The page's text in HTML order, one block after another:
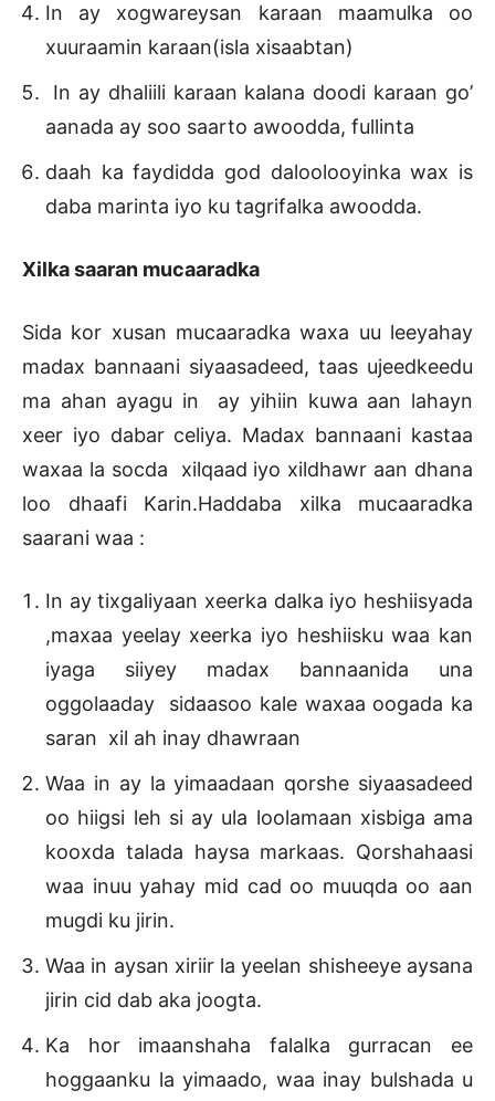
In ay xogwareysan karaan maamulka oo
xuuraamin karaan(isla xisaabtan)
In ay dhaliili karaan kalana doodi karaan go’
aanada ay soo saarto awoodda, fullinta
daah ka faydidda god daloolooyinka wax is
daba marinta iyo ku tagrifalka awoodda.
Xilka saaran mucaaradka
Sida kor xusan mucaaradka waxa uu leeyahay
madax bannaani siyaasadeed, taas ujeedkeedu
ma ahan ayagu in ay yihiin kuwa aan lahayn
xeer iyo dabar celiya. Madax bannaani kastaa
waxaa la socda xilqaad iyo xildhawr aan dhana
loo dhaafi Karin.Haddaba xilka mucaaradka
saarani waa :
In ay tixgaliyaan xeerka dalka iyo heshiisyada
,maxaa yeelay xeerka iyo heshiisku waa kan
iyaga siiyey madax bannaanida una
oggolaaday sidaasoo kale waxaa oogada ka
saran xil ah inay dhawraan
Waa in ay la yimaadaan qorshe siyaasadeed
oo hiigsi leh si ay ula loolamaan xisbiga ama
kooxda talada haysa markaas. Qorshahaasi
waa inuu yahay mid cad oo muuqda oo aan
mugdi ku jirin.
Waa in aysan xiriir la yeelan shisheeye aysana
jirin cid dab aka joogta.
Ka hor imaanshaha falalka gurracan ee
hoggaanku la yimaado, waa inay bulshada u